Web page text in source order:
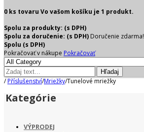
0 ks tovaru Vo vašom košíku je 1 produkt.
Spolu za produkty: (s DPH)
Spolu za doručenie: (s DPH) Doručenie zdarma!
Spolu (s DPH)
Pokračovať v nákupe Pokračovať
Hľadaj
/ Příslušenství/Mriežky/Tunelové mriežky
Kategórie
VÝPRODEJ